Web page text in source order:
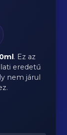
. Ez az
eredetű
nem járul